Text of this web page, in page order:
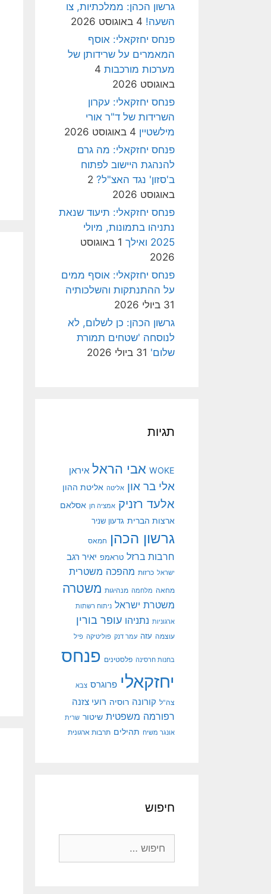
גרשון הכהן: ממלכתיות, צו
השעה! 4 באוגוסט 2026
פנחס יחזקאלי: אוסף
המאמרים על שרידותן של
מערכות מורכבות 4
באוגוסט 2026
פנחס יחזקאלי: עקרון
השרידות של ד"ר אורי
מילשטיין 4 באוגוסט 2026
פנחס יחזקאלי: מה גרם
להנהגת היישוב לפתוח
ב'סזון' נגד האצ"ל? 2
באוגוסט 2026
פנחס יחזקאלי: תיעוד שנאת
נתניהו בתמונות, מיולי
2025 ואילך
1 באוגוסט
2026
פנחס יחזקאלי: אוסף ממים
על ההתנתקות והשלכותיה
31 ביולי 2026
גרשון הכהן: כן לשלום, לא
לנוסחה 'שטחים תמורת
שלום' 31 ביולי 2026
תגיות
WOKE אבי הראל איראן
אלי בר און אליטה אליטת ההון
אלעד רזניק אמציה חן אסלאם
ארצות הברית גדעון שניר
גרשון הכהן חמאס
חרבות ברזל טראמפ יאיר רגב
ישראל כרזות מהפכה משטרית
מחאה מלחמה מנהיגות משטרה
משטרת ישראל ניתוח רשתות
ארגוניות נתניהו עופר בורין
עוצמה עזה עמר דנק פוליטיקה פיל
בחנות חרסינה פלסטינים פנחס
יחזקאלי פרוגרס צבא
צה"ל קורונה רוסיה רועי צזנה
רפורמה משפטית שיטור שרית
אונגר משיח תהילים תרבות ארגונית
חיפוש